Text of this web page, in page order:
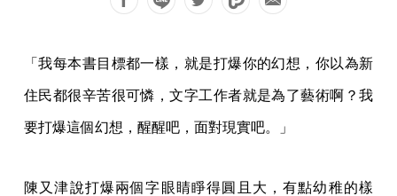
「我每本書目標都一樣，就是打爆你的幻想，你以為新
住民都很辛苦很可憐，文字工作者就是為了藝術啊？我
要打爆這個幻想，醒醒吧，面對現實吧。」
陳又津說打爆兩個字眼睛睜得圓且大，有點幼稚的樣